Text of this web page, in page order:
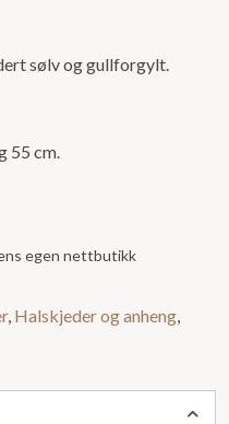
sølv og gullforgylt.
55 cm.
egen nettbutikk
, Halskjeder og anheng